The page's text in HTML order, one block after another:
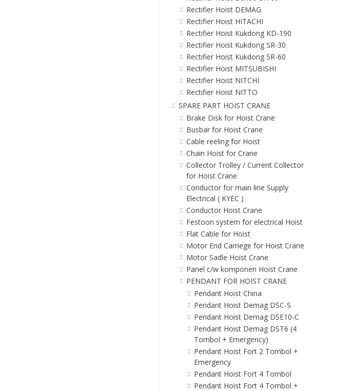
Rectifier Hoist DEMAG
Rectifier Hoist HITACHI
Rectifier Hoist Kukdong KD-190
Rectifier Hoist Kukdong SR-30
Rectifier Hoist Kukdong SR-60
Rectifier Hoist MITSUBISHI
Rectifier Hoist NITCHI
Rectifier Hoist NITTO
SPARE PART HOIST CRANE
Brake Disk for Hoist Crane
Busbar for Hoist Crane
Cable reeling for Hoist
Chain Hoist for Crane
Collector Trolley / Current Collector
for Hoist Crane
Conductor for main line Supply
Electrical ( KYEC )
Conductor Hoist Crane
Festoon system for electrical Hoist
Flat Cable for Hoist
Motor End Carriege for Hoist Crane
Motor Sadle Hoist Crane
Panel c/w komponen Hoist Crane
PENDANT FOR HOIST CRANE
Pendant Hoist China
Pendant Hoist Demag DSC-S
Pendant Hoist Demag DSE10-C
Pendant Hoist Demag DST6 (4
Tombol + Emergency)
Pendant Hoist Fort 2 Tombol +
Emergency
Pendant Hoist Fort 4 Tombol
Pendant Hoist Fort 4 Tombol +